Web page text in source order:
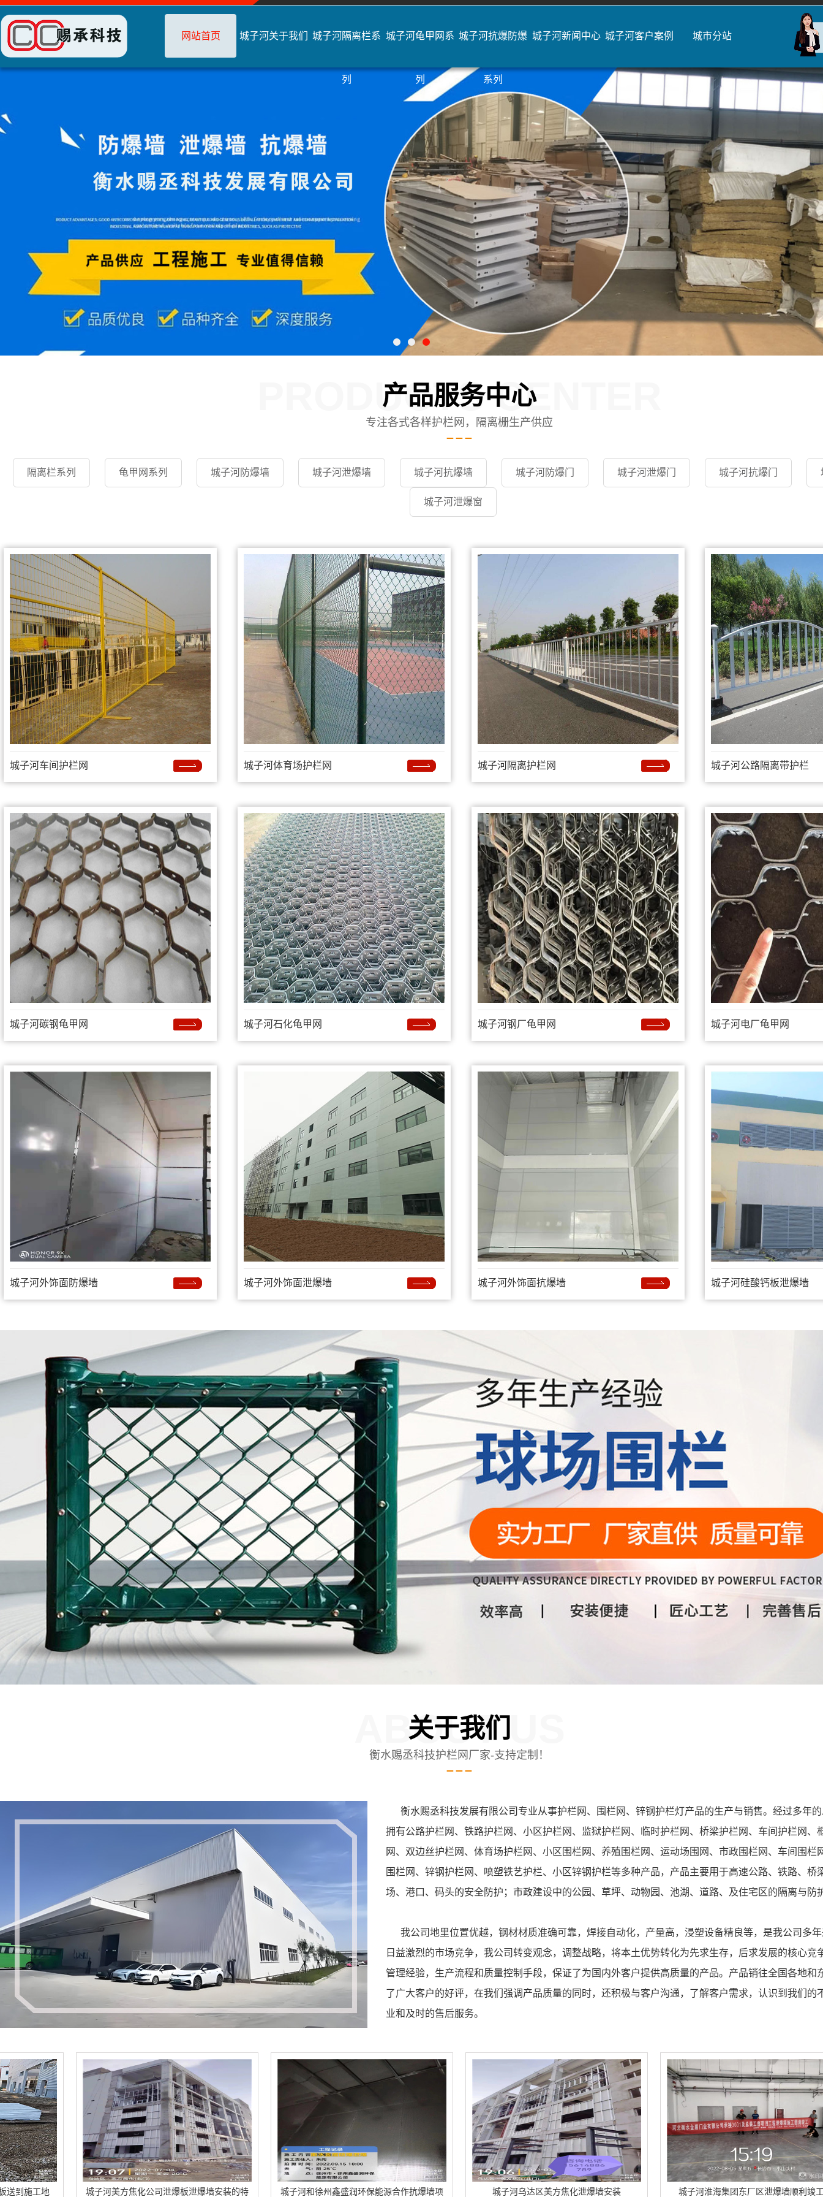
网站首页 城子河关于我们 城子河隔离栏系
列
城子河龟甲网系
列
城子河抗爆防爆
系列
城子河新闻中心 城子河客户案例 城市分站
产品服务中心
PRODUCTS CENTER
专注各式各样护栏网，隔离栅生产供应
隔离栏系列 龟甲网系列 城子河防爆墙 城子河泄爆墙 城子河抗爆墙 城子河防爆门 城子河泄爆门 城子河抗爆门
城子河泄爆窗
城子河车间护栏网 城子河体育场护栏网 城子河隔离护栏网 城子河公路隔离带护栏
城子河碳钢龟甲网 城子河石化龟甲网 城子河钢厂龟甲网 城子河电厂龟甲网
城子河外饰面防爆墙 城子河外饰面泄爆墙 城子河外饰面抗爆墙 城子河硅酸钙板泄爆墙
关于我们
ABOUT US
衡水赐丞科技护栏网厂家-支持定制！
衡水赐丞科技发展有限公司专业从事护栏网、围栏网、锌钢护栏灯产品的生产与销售。经过多年
拥有公路护栏网、铁路护栏网、小区护栏网、监狱护栏网、临时护栏网、桥梁护栏网、车间护栏网、
网、双边丝护栏网、体育场护栏网、小区围栏网、养殖围栏网、运动场围网、市政围栏网、车间围栏
围栏网、锌钢护栏网、喷塑铁艺护栏、小区锌钢护栏等多种产品，产品主要用于高速公路、铁路、桥
场、港口、码头的安全防护；市政建设中的公园、草坪、动物园、池湖、道路、及住宅区的隔离与防
我公司地里位置优越，钢材材质准确可靠，焊接自动化，产量高，浸塑设备精良等，是我公司多
日益激烈的市场竞争，我公司转变观念，调整战略，将本土优势转化为先求生存，后求发展的核心竞
管理经验，生产流程和质量控制手段，保证了为国内外客户提供高质量的产品。产品销往全国各地和
了广大客户的好评，在我们强调产品质量的同时，还积极与客户沟通，了解客户需求，认识到我们的
业和及时的售后服务。
城子河美方焦化公司泄爆板泄爆墙安装的特 城子河和徐州鑫盛润环保能源合作抗爆墙项 城子河乌达区美方焦化泄爆墙安装 城子河淮海集团东厂区泄爆墙顺利竣工 城子